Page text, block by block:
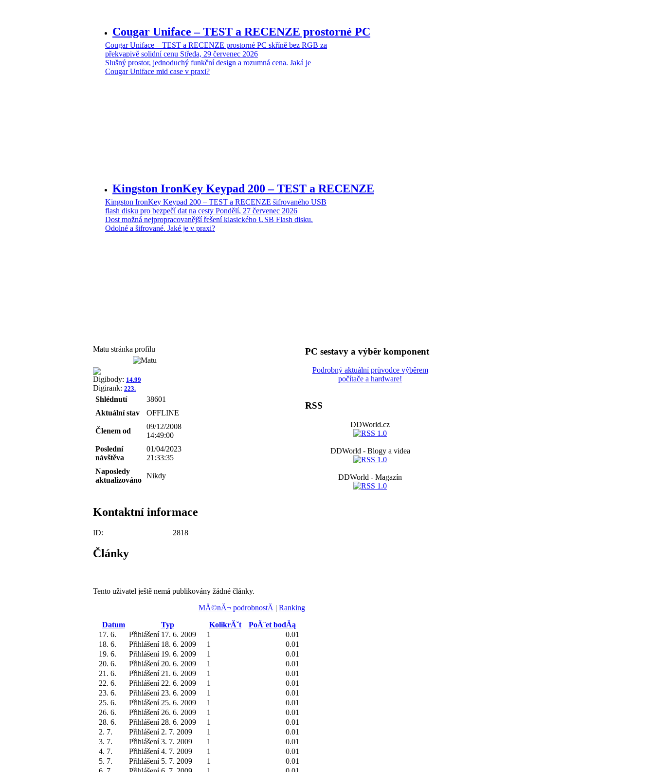
Cougar Uniface – TEST a RECENZE prostorné PC
Cougar Uniface – TEST a RECENZE prostorné PC skříně bez RGB za
překvapivě solidní cenu Středa, 29 červenec 2026
Slušný prostor, jednoduchý funkční design a rozumná cena. Jaká je
Cougar Uniface mid case v praxi?
Kingston IronKey Keypad 200 – TEST a RECENZE
Kingston IronKey Keypad 200 – TEST a RECENZE šifrovaného USB
flash disku pro bezpečí dat na cesty Pondělí, 27 červenec 2026
Dost možná nejpropracovanější řešení klasického USB Flash disku.
Odolné a šifrované. Jaké je v praxi?
Matu stránka profilu
Digibody: 14.99
Digirank: 223.
Shlédnutí
38601
Aktuální stav
OFFLINE
Členem od
09/12/2008
14:49:00
Poslední
návštěva
01/04/2023
21:33:35
Naposledy
aktualizováno
Nikdy
Kontaktní informace
ID: 2818
Články
Tento uživatel ještě nemá publikovány žádné články.
MĂ©nĂ¬ podrobnostĂ­ | Ranking
Datum Typ KolikrĂˇt
PoĂ¨et bodĂą
17. 6.
Přihlášení 17. 6. 2009 1
0.01
18. 6.
Přihlášení 18. 6. 2009 1
0.01
19. 6.
Přihlášení 19. 6. 2009 1
0.01
20. 6.
Přihlášení 20. 6. 2009 1
0.01
21. 6.
Přihlášení 21. 6. 2009 1
0.01
22. 6.
Přihlášení 22. 6. 2009 1
0.01
23. 6.
Přihlášení 23. 6. 2009 1
0.01
25. 6.
Přihlášení 25. 6. 2009 1
0.01
26. 6.
Přihlášení 26. 6. 2009 1
0.01
28. 6.
Přihlášení 28. 6. 2009 1
0.01
2. 7.
Přihlášení 2. 7. 2009 1
0.01
3. 7.
Přihlášení 3. 7. 2009 1
0.01
4. 7.
Přihlášení 4. 7. 2009 1
0.01
5. 7.
Přihlášení 5. 7. 2009 1
0.01
PC sestavy a výběr komponent
Podrobný aktuální průvodce výběrem
počítače a hardware!
RSS
DDWorld.cz
DDWorld - Blogy a videa
DDWorld - Magazín